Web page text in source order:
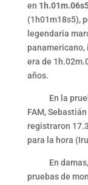
en
(1h01m18s5),
legendaria
panamericano,
era de
años.
En la
FAM,
registraron
para la hora
En damas,
pruebas de